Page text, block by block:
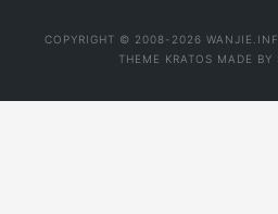
COPYRIGHT © 2008-2026
THEME KRATOS MADE BY